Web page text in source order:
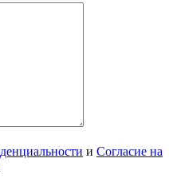
и Согласие на